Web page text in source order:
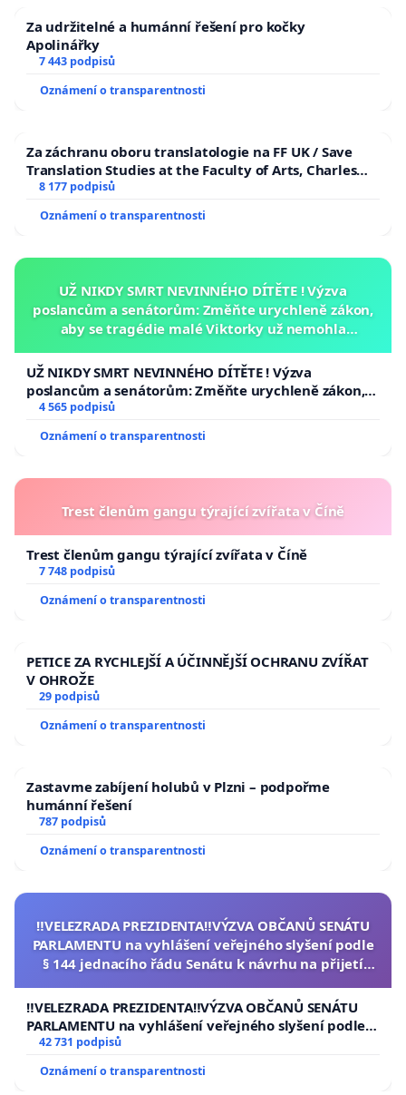
Za udržitelné a humánní řešení pro kočky
Apolinářky
7 443 podpisů
Oznámení o transparentnosti
Za záchranu oboru translatologie na FF UK / Save
Translation Studies at the Faculty of Arts, Charles
University
8 177 podpisů
Oznámení o transparentnosti
UŽ NIKDY SMRT NEVINNÉHO DÍTĚTE ! Výzva
poslancům a senátorům: Změňte urychleně zákon,
aby se tragédie malé Viktorky už nemohla
UŽ NIKDY SMRT NEVINNÉHO DÍTĚTE ! Výzva
poslancům a senátorům: Změňte urychleně zákon,
aby se tragédie malé Viktorky už nemohla opakovat!
4 565 podpisů
Oznámení o transparentnosti
Trest členům gangu týrající zvířata v Číně
Trest členům gangu týrající zvířata v Číně
7 748 podpisů
Oznámení o transparentnosti
PETICE ZA RYCHLEJŠÍ A ÚČINNĚJŠÍ OCHRANU ZVÍŘAT
V OHROŽE
29 podpisů
Oznámení o transparentnosti
Zastavme zabíjení holubů v Plzni – podpořme
humánní řešení
787 podpisů
Oznámení o transparentnosti
‼️VELEZRADA PREZIDENTA‼️VÝZVA OBČANŮ SENÁTU
PARLAMENTU na vyhlášení veřejného slyšení podle
§ 144 jednacího řádu Senátu k návrhu na přijetí
republiky
‼️VELEZRADA PREZIDENTA‼️VÝZVA OBČANŮ SENÁTU
PARLAMENTU na vyhlášení veřejného slyšení podle §
144 jednacího řádu Senátu k návrhu na přijetí
republiky
42 731 podpisů
Oznámení o transparentnosti